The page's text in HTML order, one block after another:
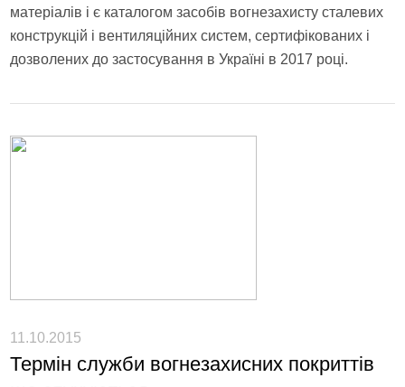
матеріалів і є каталогом засобів вогнезахисту сталевих
конструкцій і вентиляційних систем, сертифікованих і
дозволених до застосування в Україні в 2017 році.
11.10.2015
Термін служби вогнезахисних покриттів